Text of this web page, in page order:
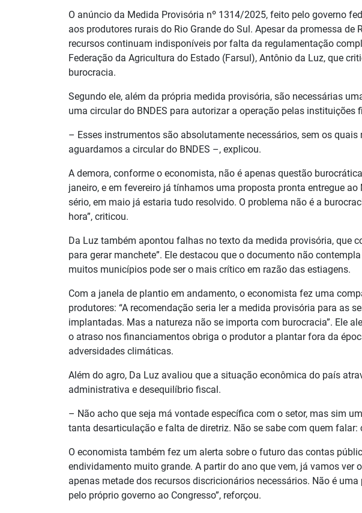
O anúncio da Medida Provisória nº 1314/2025, feito pelo governo
aos produtores rurais do Rio Grande do Sul. Apesar da promessa
recursos continuam indisponíveis por falta da regulamentação
Federação da Agricultura do Estado (Farsul), Antônio da Luz, que
burocracia.
Segundo ele, além da própria medida provisória, são necessárias
uma circular do BNDES para autorizar a operação pelas instituições
– Esses instrumentos são absolutamente necessários, sem os
aguardamos a circular do BNDES –, explicou.
A demora, conforme o economista, não é apenas questão
janeiro, e em fevereiro já tínhamos uma proposta pronta entregue
sério, em maio já estaria tudo resolvido. O problema não é a
hora”, criticou.
Da Luz também apontou falhas no texto da medida provisória, que
para gerar manchete”. Ele destacou que o documento não
muitos municípios pode ser o mais crítico em razão das estiagens.
Com a janela de plantio em andamento, o economista fez uma
produtores: “A recomendação seria ler a medida provisória para as
implantadas. Mas a natureza não se importa com burocracia”. Ele
o atraso nos financiamentos obriga o produtor a plantar fora da
adversidades climáticas.
Além do agro, Da Luz avaliou que a situação econômica do país
administrativa e desequilíbrio fiscal.
– Não acho que seja má vontade específica com o setor, mas sim
tanta desarticulação e falta de diretriz. Não se sabe com quem
O economista também fez um alerta sobre o futuro das contas
endividamento muito grande. A partir do ano que vem, já vamos ver
apenas metade dos recursos discricionários necessários. Não é
pelo próprio governo ao Congresso”, reforçou.